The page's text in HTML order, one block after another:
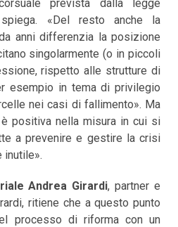
prevista dalla legge
«Del resto anche la
anni differenzia la posizione
singolarmente (o in piccoli
rispetto alle strutture di
esempio in tema di privilegio
nei casi di fallimento». Ma
positiva nella misura in cui si
a prevenire e gestire la crisi
inutile».
Andrea Girardi, partner e
ritiene che a questo punto
processo di riforma con un